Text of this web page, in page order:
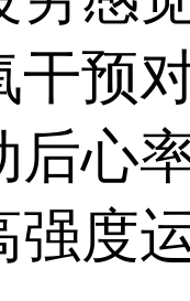
干预
后心
强度